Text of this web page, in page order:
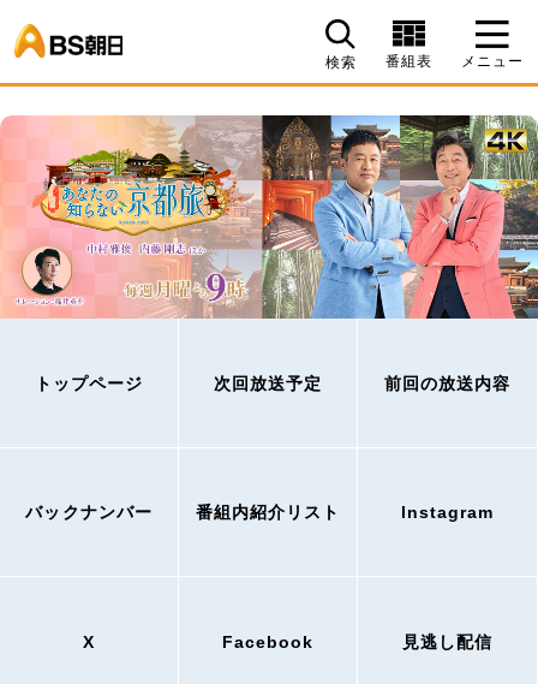
検索 番組表 メニュー
トップページ 次回放送予定 前回の放送内容
バックナンバー 番組内紹介リスト Instagram
X Facebook 見逃し配信